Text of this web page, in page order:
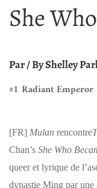
She
Par / By Shelley
#1 Radiant
[FR] Mulan rencontre
Chan’s She Who
queer et lyrique de
dynastie Ming par